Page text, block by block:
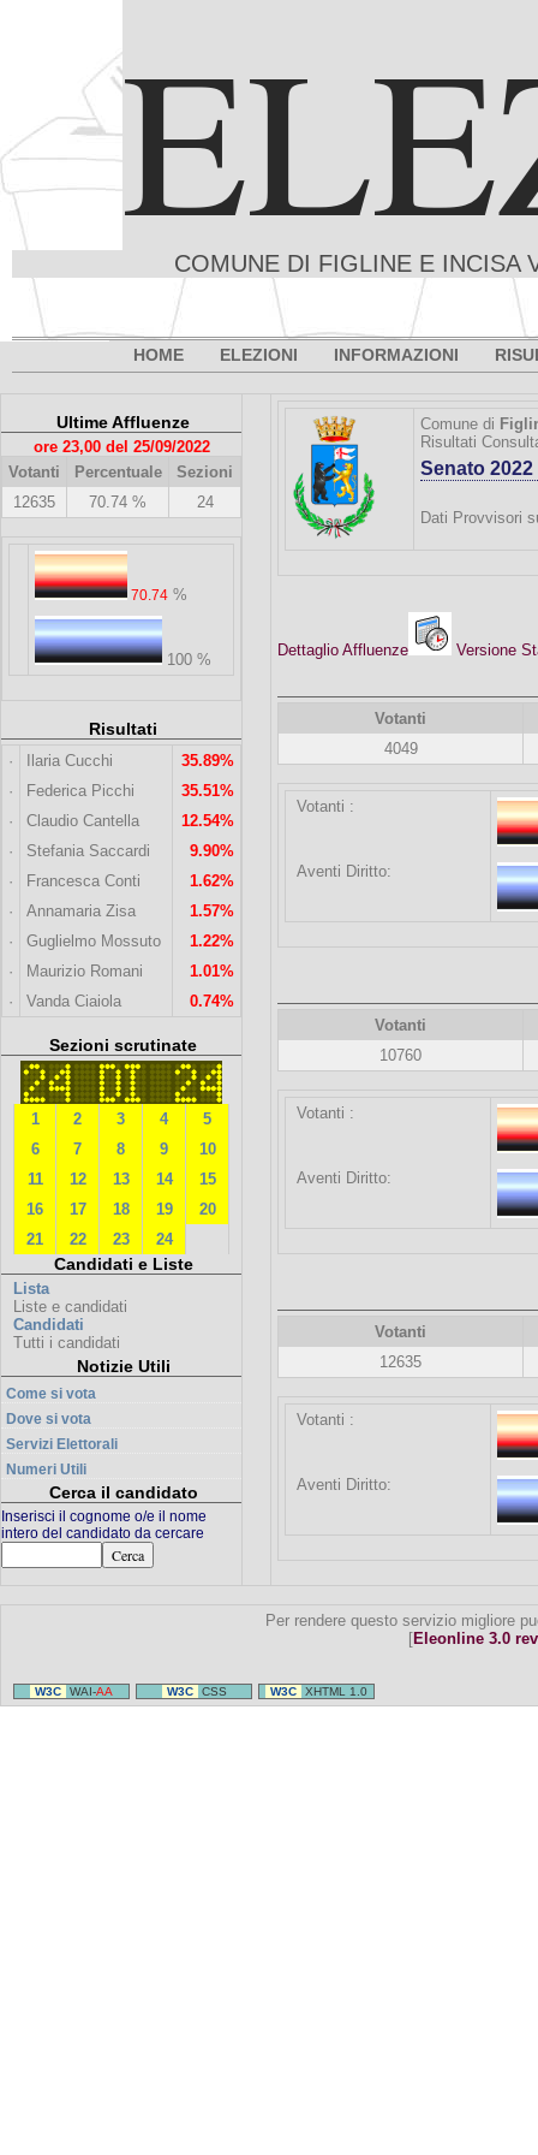
COMUNE DI FIGLINE E INCISA
HOME ELEZIONI INFORMAZIONI
Ultime Affluenze
ore 23,00 del 25/09/2022
Votanti
Percentuale
Sezioni
12635
70.74 % 24
70.74%
100 %
Risultati
· Ilaria Cucchi
35.89%
·
Federica Picchi
35.51%
·
Claudio Cantella
12.54%
·
Stefania Saccardi
9.90%
·
Francesca Conti
1.62%
·
Annamaria Zisa
1.57%
·
Guglielmo Mossuto
1.22%
·
Maurizio Romani
1.01%
·
Vanda Ciaiola 0.74%
Sezioni scrutinate
1 2 3 4
5
6
7 8 9
10
11
12 13 14
15
16
17 18 19
20
21
22 23 24
Candidati e Liste
Lista
Liste e candidati
Candidati
Tutti i candidati
Notizie Utili
Come si vota
Dove si vota
Servizi Elettorali
Numeri Utili
Cerca il candidato
Inserisci il cognome o/e il nome
intero del candidato da cercare
Comune di
Risultati
Senato 2022
Dati Provvisori
Dettaglio Affluenze Versione
Votanti
4049
Votanti :
Aventi Diritto:
Votanti
10760
Votanti :
Aventi Diritto:
Votanti
12635
Votanti :
Aventi Diritto:
Per rendere questo servizio migliore
[Eleonline 3.0
W3C WAI-AA W3C CSS W3C XHTML 1.0